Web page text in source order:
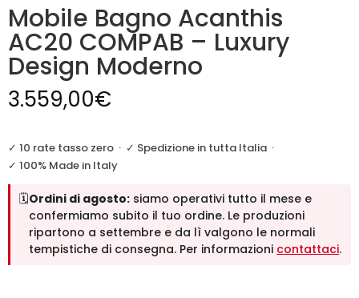
Mobile Bagno Acanthis
AC20 COMPAB – Luxury
Design Moderno
3.559,00€
✓ 10 rate tasso zero · ✓ Spedizione in tutta Italia ·
✓ 100% Made in Italy
🗓️Ordini di agosto: siamo operativi tutto il mese e
confermiamo subito il tuo ordine. Le produzioni
ripartono a settembre e da lì valgono le normali
tempistiche di consegna. Per informazioni contattaci.